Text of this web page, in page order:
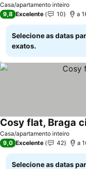
Casa/apartamento inteiro
9,8 Excelente 10 a
Selecione as datas
exatos.
Casa/apartamento inteiro
Cosy flat, Braga
9,0 Excelente 42 a
Selecione as datas